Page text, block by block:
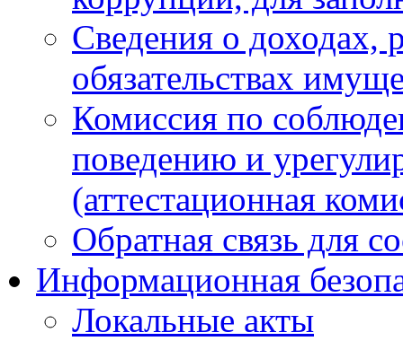
Сведения о доходах,
обязательствах
Комиссия по
поведению и
(аттестационная
Обратная связь для
Информационная
Локальные акты